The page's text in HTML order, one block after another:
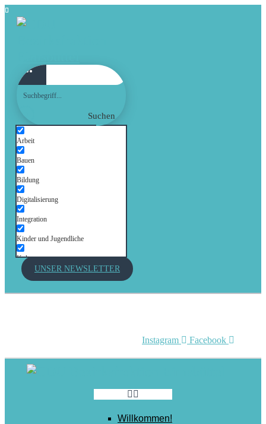
Suchen
Arbeit
Bauen
Bildung
Digitalisierung
Integration
Kinder und Jugendliche
Kultur
Mobilität
Stadtentwicklung
Umwelt
UNSER NEWSLETTER
Instagram Facebook
Willkommen!